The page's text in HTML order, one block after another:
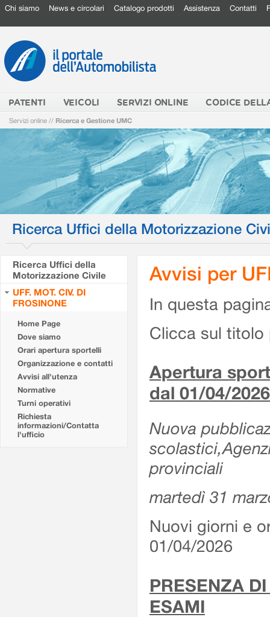
Chi siamo News e circolari Catalogo prodotti Assistenza Contatti
PATENTI VEICOLI SERVIZI ONLINE CODICE
Servizi online // Ricerca e Gestione UMC
Ricerca Uffici della Motorizzazione
Ricerca Uffici della
Motorizzazione Civile
UFF. MOT. CIV. DI
FROSINONE
Home Page
Dove siamo
Orari apertura sportelli
Organizzazione e contatti
Avvisi all'utenza
Normative
Turni operativi
Richiesta
informazioni/Contatta
l'ufficio
Avvisi per
In questa
Clicca sul titolo
Apertura
dal 01/04/2026
Nuova
provinciali
martedì 31
Nuovi giorni e
01/04/2026
PRESENZA
ESAMI